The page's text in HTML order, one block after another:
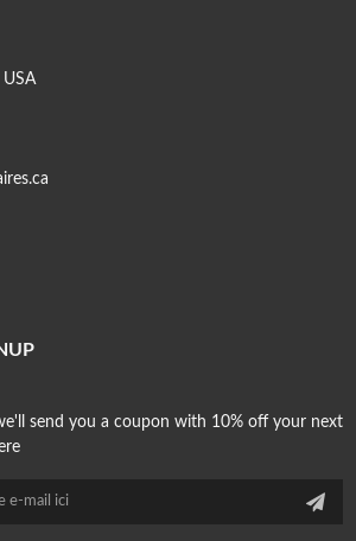
USA
send you a coupon with 10% off your next